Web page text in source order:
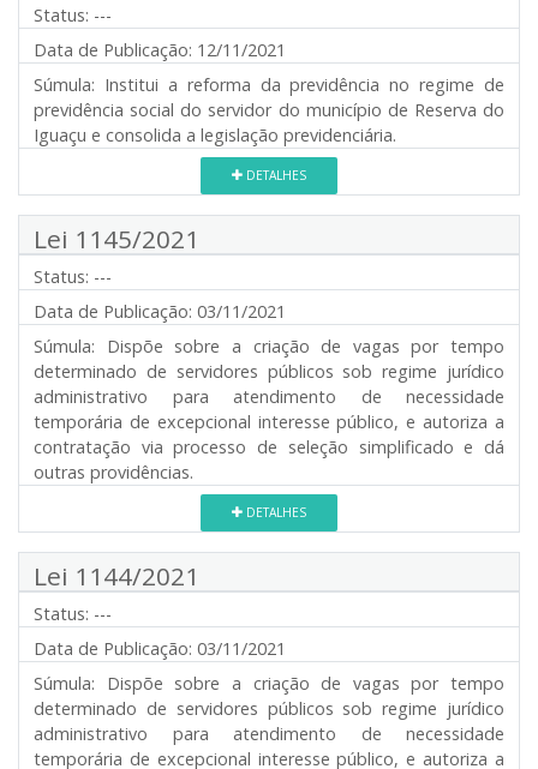
Status: ---
Data de Publicação: 12/11/2021
Súmula: Institui a reforma da previdência no regime de
previdência social do servidor do município de Reserva do
Iguaçu e consolida a legislação previdenciária.
DETALHES
Lei 1145/2021
Status: ---
Data de Publicação: 03/11/2021
Súmula: Dispõe sobre a criação de vagas por tempo
determinado de servidores públicos sob regime jurídico
administrativo para atendimento de necessidade
temporária de excepcional interesse público, e autoriza a
contratação via processo de seleção simplificado e dá
outras providências.
DETALHES
Lei 1144/2021
Status: ---
Data de Publicação: 03/11/2021
Súmula: Dispõe sobre a criação de vagas por tempo
determinado de servidores públicos sob regime jurídico
administrativo para atendimento de necessidade
temporária de excepcional interesse público, e autoriza a